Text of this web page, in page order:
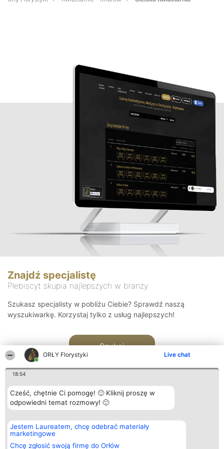
ORŁY Florystyki Live chat
18:54
Cześć, chętnie Ci pomogę! 🙂 Kliknij proszę w
odpowiedni temat rozmowy! 🙂
Jestem Laureatem, chcę odebrać materiały
marketingowe
Chcę zgłosić swoją firmę do Orłów
Znajdź specjalistę
Plebiscyt skupia najlepszych w branży
Szukasz specjalisty w pobliżu Ciebie? Sprawdź naszą
wyszukiwarkę. Korzystaj tylko z usług najlepszych!
Szukaj
Organizator plebiscytu
Bright Side Solutions sp. z o.
o. sp. k.
ul. Ruska 22
Plebiscyt
Laureaci
wszystkich
Kontakt
Kontakt